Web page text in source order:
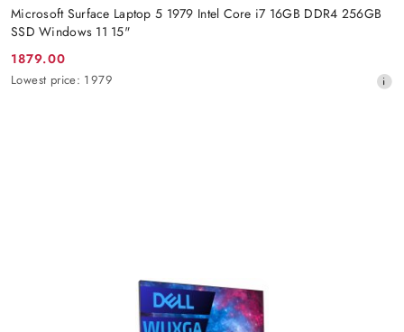
Microsoft Surface Laptop 5 1979 Intel Core i7 16GB DDR4 256GB
SSD Windows 11 15"
Promotion
price:
1879.00
Lowest
Lowest price: 1979